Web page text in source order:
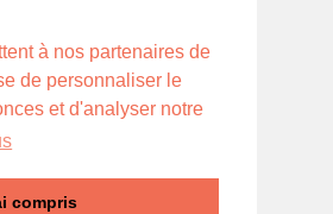
à nos partenaires de
de personnaliser le
et d'analyser notre
compris